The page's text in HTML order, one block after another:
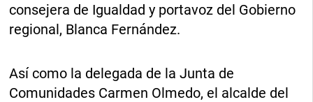
consejera de Igualdad y portavoz del Gobierno
regional, Blanca Fernández.
Así como la delegada de la Junta de
Comunidades Carmen Olmedo, el alcalde del